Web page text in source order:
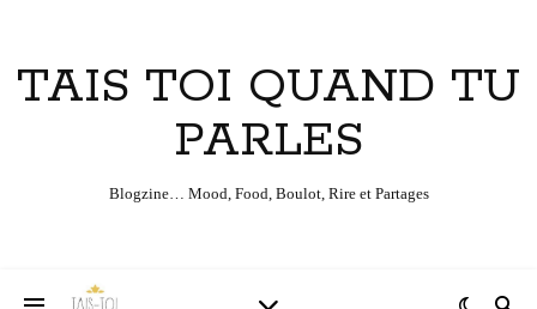
TAIS TOI QUAND TU
PARLES
Blogzine… Mood, Food, Boulot, Rire et Partages